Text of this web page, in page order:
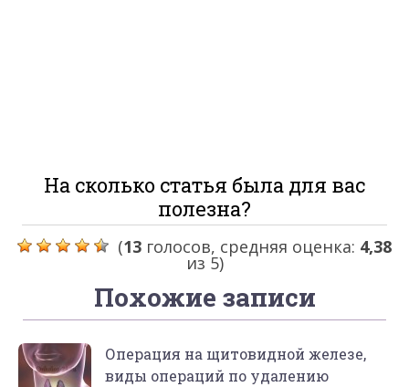
На сколько статья была для вас
полезна?
(13 голосов, средняя оценка: 4,38
из 5)
Похожие записи
Операция на щитовидной железе,
виды операций по удалению